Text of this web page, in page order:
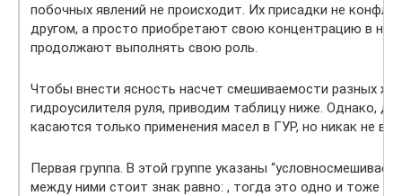
побочных явлений не происходит. Их присадки не
другом, а просто приобретают свою концентрацию в
продолжают выполнять свою роль.
Чтобы внести ясность насчет смешиваемости разных
гидроусилителя руля, приводим таблицу ниже. Однако,
касаются только применения масел в ГУР, но никак не в
Первая группа. В этой группе указаны
между ними стоит знак равно: , тогда это одно и тоже